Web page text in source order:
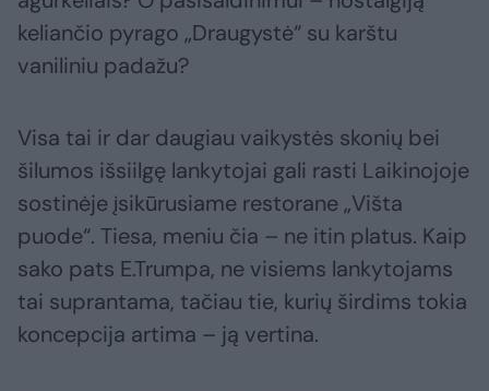
keliančio pyrago „Draugystė“ su karštu
vaniliniu padažu?
Visa tai ir dar daugiau vaikystės skonių bei
šilumos išsiilgę lankytojai gali rasti Laikinojoje
sostinėje įsikūrusiame restorane „Višta
puode“. Tiesa, meniu čia – ne itin platus. Kaip
sako pats E.Trumpa, ne visiems lankytojams
tai suprantama, tačiau tie, kurių širdims tokia
koncepcija artima – ją vertina.